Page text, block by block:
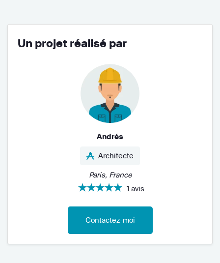
Un projet réalisé par
Andrés
Architecte
Paris, France
1 avis
Contactez-moi